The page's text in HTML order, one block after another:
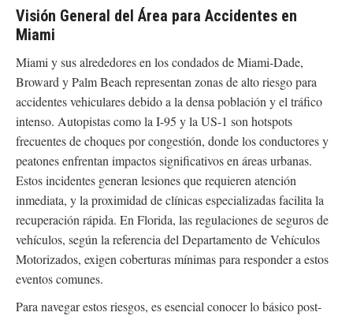
Visión General del Área para Accidentes en
Miami
Miami y sus alrededores en los condados de Miami-Dade,
Broward y Palm Beach representan zonas de alto riesgo para
accidentes vehiculares debido a la densa población y el tráfico
intenso. Autopistas como la I-95 y la US-1 son hotspots
frecuentes de choques por congestión, donde los conductores y
peatones enfrentan impactos significativos en áreas urbanas.
Estos incidentes generan lesiones que requieren atención
inmediata, y la proximidad de clínicas especializadas facilita la
recuperación rápida. En Florida, las regulaciones de seguros de
vehículos, según la referencia del Departamento de Vehículos
Motorizados, exigen coberturas mínimas para responder a estos
eventos comunes.
Para navegar estos riesgos, es esencial conocer lo básico post-